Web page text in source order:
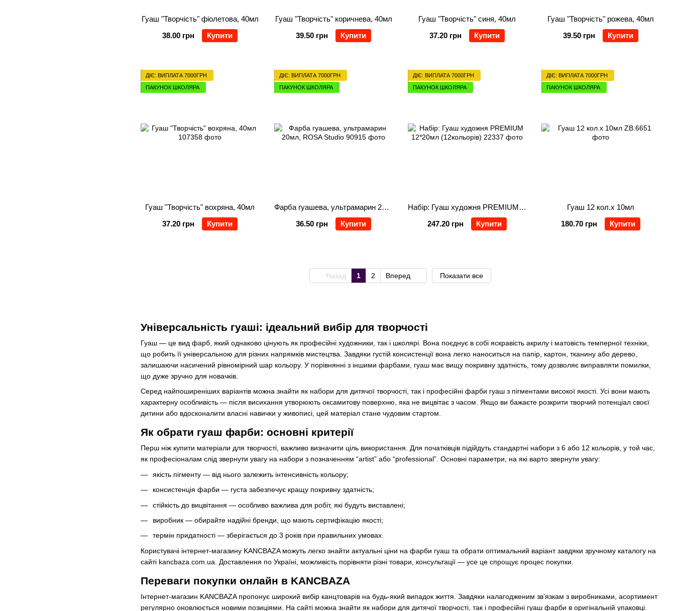
Універсальність гуаші: ідеальний вибір для творчості
Гуаш — це вид фарб, який однаково цінують як професійні художники, так і школярі. Вона поєднує в собі яскравість акрилу і матовість темперної техніки,
що робить її універсальною для різних напрямків мистецтва. Завдяки густій консистенції вона легко наноситься на папір, картон, тканину або дерево,
залишаючи насичений рівномірний шар кольору. У порівнянні з іншими фарбами, гуаш має вищу покривну здатність, тому дозволяє виправляти помилки,
що дуже зручно для новачків.
Серед найпоширеніших варіантів можна знайти як набори для дитячої творчості, так і професійні фарби гуаш з пігментами високої якості. Усі вони мають
характерну особливість — після висихання утворюють оксамитову поверхню, яка не вицвітає з часом. Якщо ви бажаєте розкрити творчий потенціал своєї
дитини або вдосконалити власні навички у живописі, цей матеріал стане чудовим стартом.
Як обрати гуаш фарби: основні критерії
Перш ніж купити матеріали для творчості, важливо визначити ціль використання. Для початківців підійдуть стандартні набори з 6 або 12 кольорів, у той час,
як професіоналам слід звернути увагу на набори з позначенням “artist” або “professional”. Основні параметри, на які варто звернути увагу:
якість пігменту — від нього залежить інтенсивність кольору;
консистенція фарби — густа забезпечує кращу покривну здатність;
стійкість до вицвітання — особливо важлива для робіт, які будуть виставлені;
виробник — обирайте надійні бренди, що мають сертифікацію якості;
термін придатності — зберігається до 3 років при правильних умовах.
Користувачі інтернет-магазину KANCBAZA можуть легко знайти актуальні ціни на фарби гуаш та обрати оптимальний варіант завдяки зручному каталогу на
сайті kancbaza.com.ua. Доставлення по Україні, можливість порівняти різні товари, консультації — усе це спрощує процес покупки.
Переваги покупки онлайн в KANCBAZA
Інтернет-магазин KANCBAZA пропонує широкий вибір канцтоварів на будь-який випадок життя. Завдяки налагодженим зв’язкам з виробниками, асортимент
регулярно оновлюється новими позиціями. На сайті можна знайти як набори для дитячої творчості, так і професійні гуаш фарби в оригінальній упаковці.
Гуаш "Творчість" фіолетова, 40мл
38.00 грн
Купити
Гуаш "Творчість" коричнева, 40мл
39.50 грн
Купити
Гуаш "Творчість" синя, 40мл
37.20 грн
Купити
Гуаш "Творчість" рожева, 40мл
39.50 грн
Купити
ДІЄ: ВИПЛАТА 7000ГРН
ПАКУНОК ШКОЛЯРА
Гуаш "Творчість" вохряна, 40мл
37.20 грн
Купити
ДІЄ: ВИПЛАТА 7000ГРН
ПАКУНОК ШКОЛЯРА
Фарба гуашева, ультрамарин 20мл, ROSA Studio
36.50 грн
Купити
ДІЄ: ВИПЛАТА 7000ГРН
ПАКУНОК ШКОЛЯРА
Набір: Гуаш художня PREMIUM 12*20мл (12кольорів)
247.20 грн
Купити
ДІЄ: ВИПЛАТА 7000ГРН
ПАКУНОК ШКОЛЯРА
Гуаш 12 кол.х 10мл
180.70 грн
Купити
Назад 1 2 Вперед Показати все